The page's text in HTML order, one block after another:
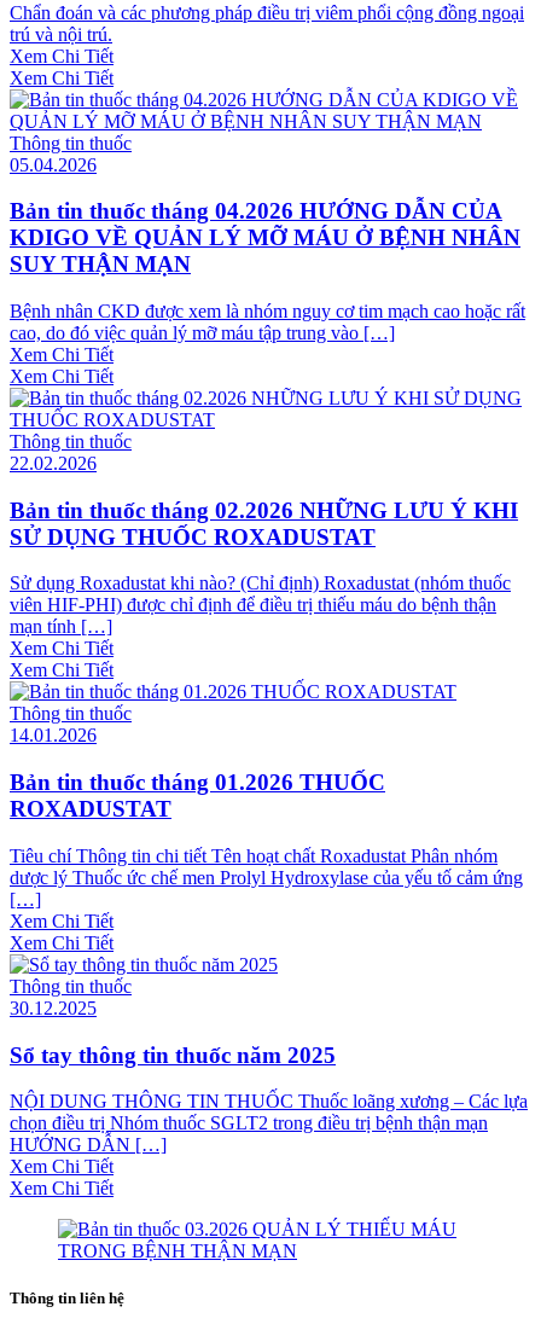
Chẩn đoán và các phương pháp điều trị viêm phổi cộng đồng ngoại
trú và nội trú.
Xem Chi Tiết
Xem Chi Tiết
Thông tin thuốc
05.04.2026
Bản tin thuốc tháng 04.2026 HƯỚNG DẪN CỦA
KDIGO VỀ QUẢN LÝ MỠ MÁU Ở BỆNH NHÂN
SUY THẬN MẠN
Bệnh nhân CKD được xem là nhóm nguy cơ tim mạch cao hoặc rất
cao, do đó việc quản lý mỡ máu tập trung vào […]
Xem Chi Tiết
Xem Chi Tiết
Thông tin thuốc
22.02.2026
Bản tin thuốc tháng 02.2026 NHỮNG LƯU Ý KHI
SỬ DỤNG THUỐC ROXADUSTAT
Sử dụng Roxadustat khi nào? (Chỉ định) Roxadustat (nhóm thuốc
viên HIF-PHI) được chỉ định để điều trị thiếu máu do bệnh thận
mạn tính […]
Xem Chi Tiết
Xem Chi Tiết
Thông tin thuốc
14.01.2026
Bản tin thuốc tháng 01.2026 THUỐC
ROXADUSTAT
Tiêu chí Thông tin chi tiết Tên hoạt chất Roxadustat Phân nhóm
dược lý Thuốc ức chế men Prolyl Hydroxylase của yếu tố cảm ứng
[…]
Xem Chi Tiết
Xem Chi Tiết
Thông tin thuốc
30.12.2025
Sổ tay thông tin thuốc năm 2025
NỘI DUNG THÔNG TIN THUỐC Thuốc loãng xương – Các lựa
chọn điều trị Nhóm thuốc SGLT2 trong điều trị bệnh thận mạn
HƯỚNG DẪN […]
Xem Chi Tiết
Xem Chi Tiết
Thông tin liên hệ